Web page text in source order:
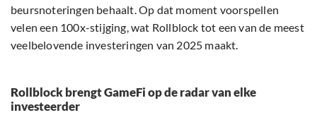
beursnoteringen behaalt. Op dat moment voorspellen
velen een 100x-stijging, wat Rollblock tot een van de meest
veelbelovende investeringen van 2025 maakt.
Rollblock brengt GameFi op de radar van elke
investeerder